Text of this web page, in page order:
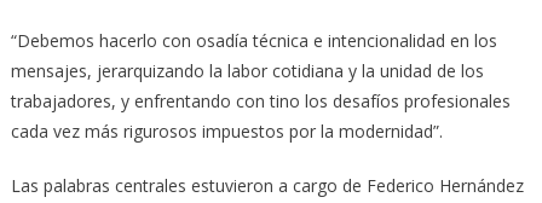
“Debemos hacerlo con osadía técnica e intencionalidad en los
mensajes, jerarquizando la labor cotidiana y la unidad de los
trabajadores, y enfrentando con tino los desafíos profesionales
cada vez más rigurosos impuestos por la modernidad”.
Las palabras centrales estuvieron a cargo de Federico Hernández